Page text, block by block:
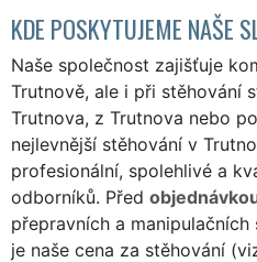
KDE POSKYTUJEME NAŠE
Naše společnost zajišťuje
Trutnově, ale i při stěhování
Trutnova, z Trutnova nebo
nejlevnější stěhování v
profesionální, spolehlivé a
odborníků. Před
přepravních a
je naše cena za stěhování